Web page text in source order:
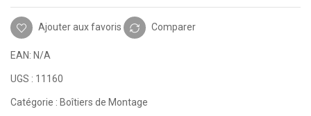
Ajouter aux favoris Comparer
EAN: N/A
UGS : 11160
Catégorie : Boîtiers de Montage